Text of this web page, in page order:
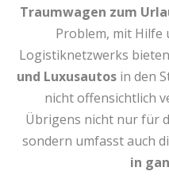
Traumwagen zum
Problem, mit Hilfe
Logistiknetzwerks
und Luxusautosin den
nicht offensichtlich
Übrigens nicht nur für
sondern umfasst auch
in